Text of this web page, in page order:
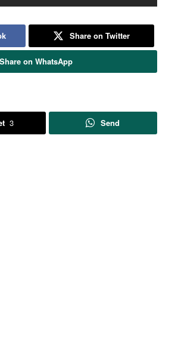
Share on Twitter
Share on WhatsApp
3 Send